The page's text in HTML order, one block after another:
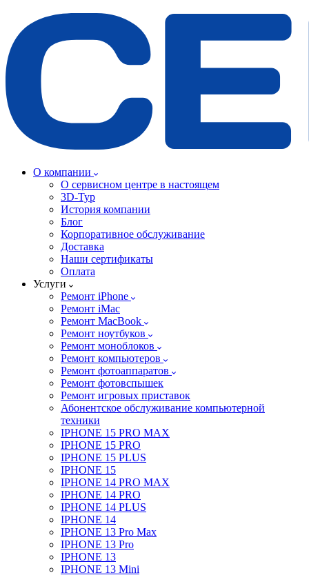
О компании
О сервисном центре в настоящем
3D-Тур
История компании
Блог
Корпоративное обслуживание
Доставка
Наши сертификаты
Оплата
Услуги
Ремонт iPhone
Ремонт iMac
Ремонт MacBook
Ремонт ноутбуков
Ремонт моноблоков
Ремонт компьютеров
Ремонт фотоаппаратов
Ремонт фотовспышек
Ремонт игровых приставок
Абонентское обслуживание компьютерной
техники
IPHONE 15 PRO MAX
IPHONE 15 PRO
IPHONE 15 PLUS
IPHONE 15
IPHONE 14 PRO MAX
IPHONE 14 PRO
IPHONE 14 PLUS
IPHONE 14
IPHONE 13 Pro Max
IPHONE 13 Pro
IPHONE 13
IPHONE 13 Mini